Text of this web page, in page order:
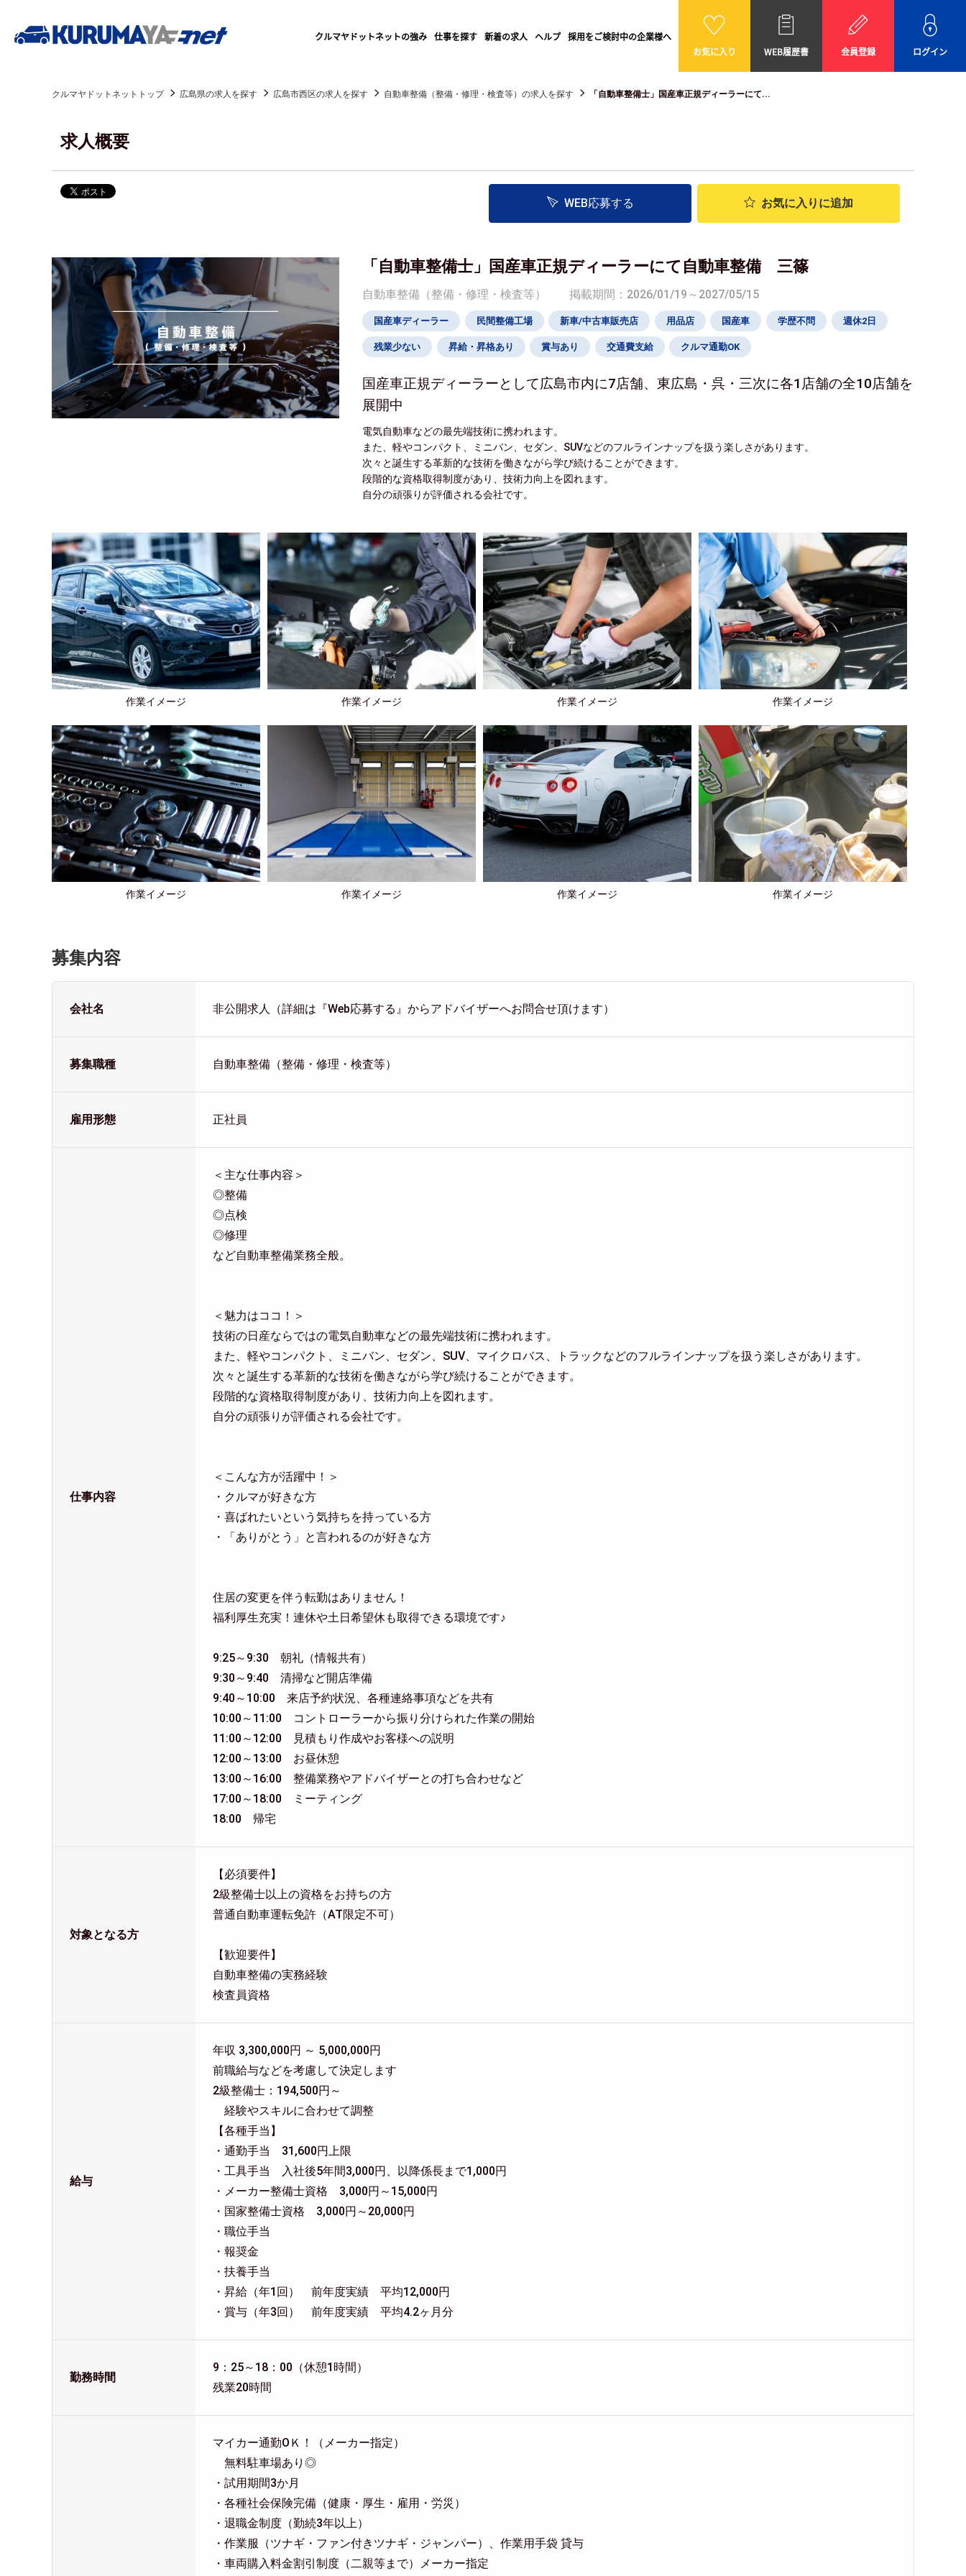
クルマヤドットネットの強み 仕事を探す 新着の求人 ヘルプ 採用をご検討中の企業様へ
お気に入り
WEB履歴書 会員登録 ログイン
クルマヤドットネットトップ 広島県の求人を探す 広島市西区の求人を探す 自動車整備（整備・修理・検査等）の求人を探す 「自動車整備士」国産車正規ディーラーにて...
求人概要
WEB応募する お気に入り に追加
「自動車整備士」国産車正規ディーラーにて自動車整備 三篠
自動車整備（整備・修理・検査等） 掲載期間：2026/01/19～2027/05/15
国産車ディーラー 民間整備工場 新車/中古車販売店 用品店 国産車 学歴不問 週休2日
残業少ない 昇給・昇格あり 賞与あり 交通費支給 クルマ通勤OK
国産車正規ディーラーとして広島市内に7店舗、東広島・呉・三次に各1店舗の全10店舗を
展開中
電気自動車などの最先端技術に携われます。
また、軽やコンパクト、ミニバン、セダン、SUVなどのフルラインナップを扱う楽しさがあります。
次々と誕生する革新的な技術を働きながら学び続けることができます。
段階的な資格取得制度があり、技術力向上を図れます。
自分の頑張りが評価される会社です。
作業イメージ 作業イメージ 作業イメージ 作業イメージ
作業イメージ 作業イメージ 作業イメージ 作業イメージ
募集内容
会社名 非公開求人（詳細は『Web応募する』からアドバイザーへお問合せ頂けます）
募集職種 自動車整備（整備・修理・検査等）
雇用形態 正社員
仕事内容
＜主な仕事内容＞
◎整備
◎点検
◎修理
など自動車整備業務全般。
＜魅力はココ！＞
技術の日産ならではの電気自動車などの最先端技術に携われます。
また、軽やコンパクト、ミニバン、セダン、SUV、マイクロバス、トラックなどのフルラインナップを扱う楽しさがあります。
次々と誕生する革新的な技術を働きながら学び続けることができます。
段階的な資格取得制度があり、技術力向上を図れます。
自分の頑張りが評価される会社です。
＜こんな方が活躍中！＞
・クルマが好きな方
・喜ばれたいという気持ちを持っている方
・「ありがとう」と言われるのが好きな方
住居の変更を伴う転勤はありません！
福利厚生充実！連休や土日希望休も取得できる環境です♪
9:25～9:30 朝礼（情報共有）
9:30～9:40 清掃など開店準備
9:40～10:00 来店予約状況、各種連絡事項などを共有
10:00～11:00 コントローラーから振り分けられた作業の開始
11:00～12:00 見積もり作成やお客様への説明
12:00～13:00 お昼休憩
13:00～16:00 整備業務やアドバイザーとの打ち合わせなど
17:00～18:00 ミーティング
18:00 帰宅
対象となる方
【必須要件】
2級整備士以上の資格をお持ちの方
普通自動車運転免許（AT限定不可）
【歓迎要件】
自動車整備の実務経験
検査員資格
給与
年収 3,300,000円 ～ 5,000,000円
前職給与などを考慮して決定します
2級整備士：194,500円～
経験やスキルに合わせて調整
【各種手当】
・通勤手当 31,600円上限
・工具手当 入社後5年間3,000円、以降係長まで1,000円
・メーカー整備士資格 3,000円～15,000円
・国家整備士資格 3,000円～20,000円
・職位手当
・報奨金
・扶養手当
・昇給（年1回） 前年度実績 平均12,000円
・賞与（年3回） 前年度実績 平均4.2ヶ月分
勤務時間
9：25～18：00（休憩1時間）
残業20時間
マイカー通勤ОＫ！（メーカー指定）
無料駐車場あり◎
・試用期間3か月
・各種社会保険完備（健康・厚生・雇用・労災）
・退職金制度（勤続3年以上）
・作業服（ツナギ・ファン付きツナギ・ジャンパー）、作業用手袋 貸与
・車両購入料金割引制度（二親等まで）メーカー指定